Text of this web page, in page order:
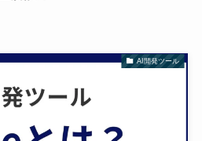
AI開発ツール